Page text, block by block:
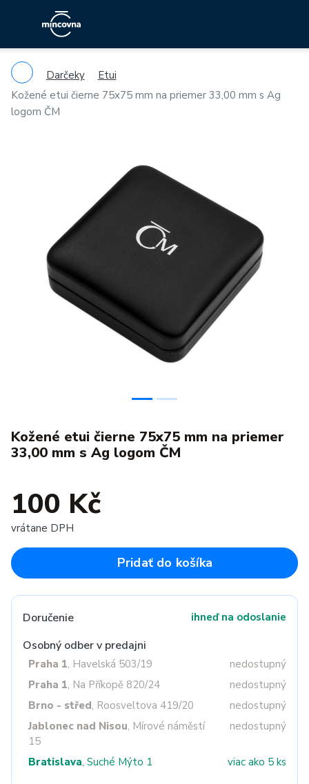
Darčeky
Etui
Kožené etui čierne 75x75 mm na priemer 33,00 mm s Ag
logom ČM
Previous
Kožené etui čierne 75x75 mm na priemer
33,00 mm s Ag logom ČM
100 Kč
vrátane DPH
Pridať do košíka
Doručenie ihneď na odoslanie
Osobný odber v predajni
Praha 1, Havelská 503/19
nedostupný
Praha 1, Na Příkopě 820/24
nedostupný
Brno - střed, Roosveltova 419/20
nedostupný
Jablonec nad Nisou, Mírové náměstí
15
nedostupný
Bratislava, Suché Mýto 1 viac ako 5 ks